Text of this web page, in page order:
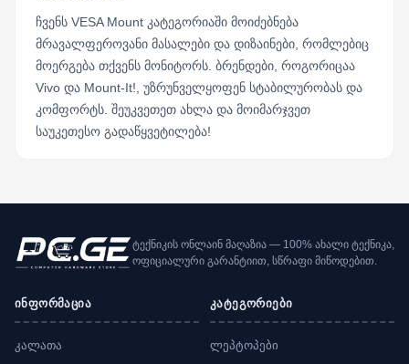
ჩვენს VESA Mount კატეგორიაში მოიძებნება
მრავალფეროვანი მასალები და დიზაინები, რომლებიც
მოერგება თქვენს მონიტორს. ბრენდები, როგორიცაა
Vivo და Mount-It!, უზრუნველყოფენ სტაბილურობას და
კომფორტს. შეუკვეთეთ ახლა და მოიმარჯვეთ
საუკეთესო გადაწყვეტილება!
ტექნიკის ონლაინ მაღაზია — 100% ახალი ტექნიკა,
ოფიციალური გარანტიით, სწრაფი მიწოდებით.
ინფორმაცია
კალათა
კატეგორიები
ლეპტოპები